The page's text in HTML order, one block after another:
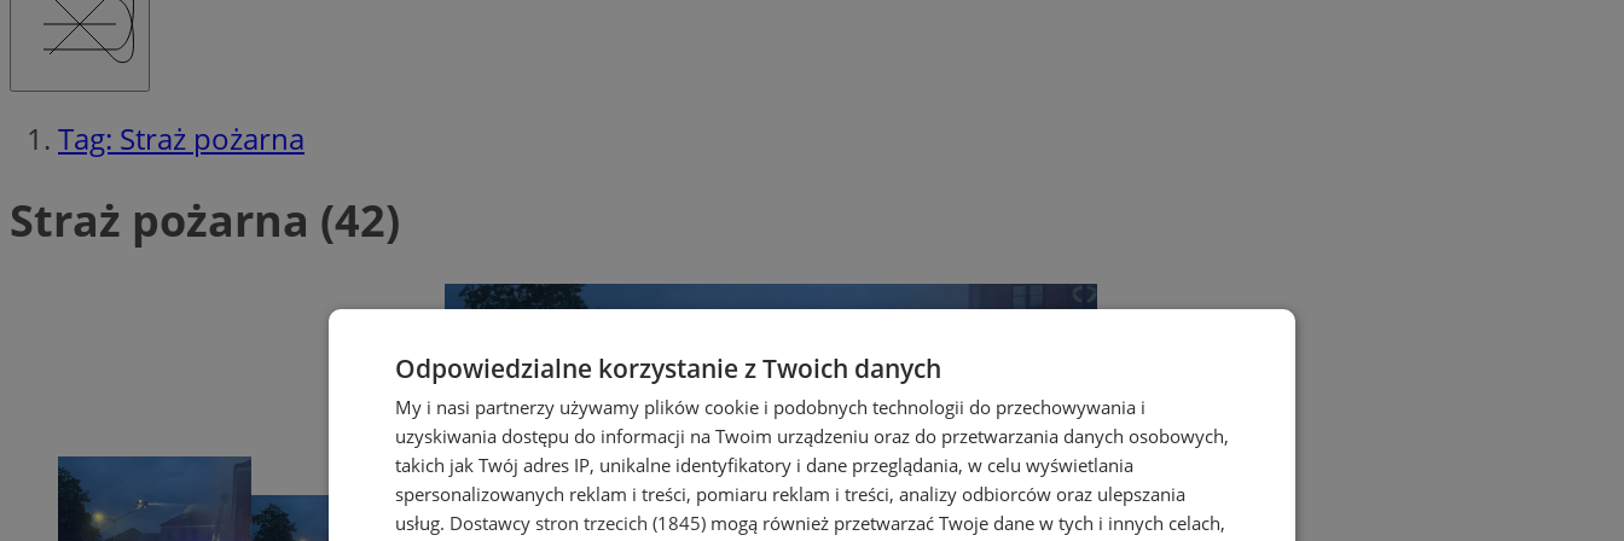
Tag: Straż pożarna
Straż pożarna (42)
Odpowiedzialne korzystanie z Twoich danych
My i nasi partnerzy używamy plików cookie i podobnych technologii do przechowywania i
uzyskiwania dostępu do informacji na Twoim urządzeniu oraz do przetwarzania danych osobowych,
takich jak Twój adres IP, unikalne identyfikatory i dane przeglądania, w celu wyświetlania
spersonalizowanych reklam i treści, pomiaru reklam i treści, analizy odbiorców oraz ulepszania
usług. Dostawcy stron trzecich (1845) mogą również przetwarzać Twoje dane w tych i innych celach,